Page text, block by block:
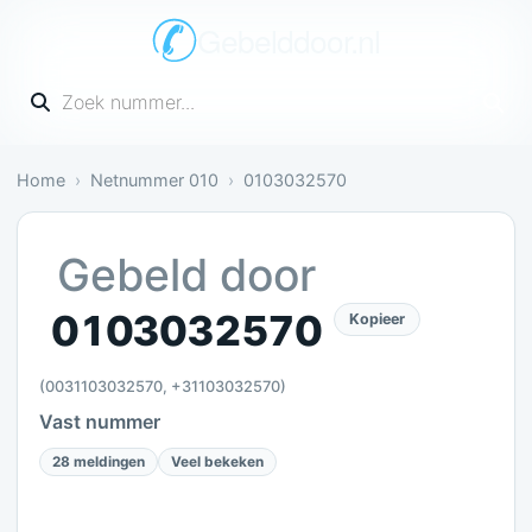
Gebelddoor.nl
Vul een telefoonnummer in
Home Netnummer 010 0103032570
Irritant: 28 meldingen bevestigen dit
Gebeld door
0103032570
(0031103032570, +31103032570)
Kopieer
Vast nummer
28 meldingen Veel bekeken